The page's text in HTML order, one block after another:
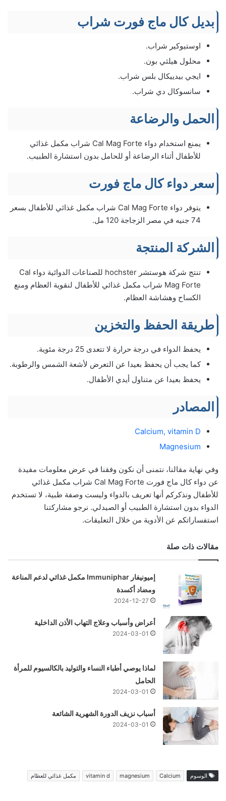
بديل كال ماج فورت شراب
اوستيوكير شراب.
محلول هيلثي بون.
ايجي بيدييكال بلس شراب.
سانسوكال دي شراب.
الحمل والرضاعة
يمنع استخدام دواء Cal Mag Forte شراب مكمل غذائي
للأطفال أثناء الرضاعة أو للحامل بدون استشارة الطبيب.
سعر دواء كال ماج فورت
يتوفر دواء Cal Mag Forte شراب مكمل غذائي للأطفال بسعر
74 جنيه في مصر الزجاجة 120 مل.
الشركة المنتجة
تنتج شركة هوستشر hochster للصناعات الدوائية دواء Cal
Mag Forte شراب مكمل غذائي للأطفال لنقوية العظام ومنع
الكساح وهشاشة العظام.
طريقة الحفظ والتخزين
يحفظ الدواء في درجة حرارة لا تتعدى 25 درجة مئوية.
كما يجب أن يحفظ بعيدا عن التعرض لأشعة الشمس والرطوبة.
يحفظ بعيدا عن متناول أيدي الأطفال.
المصادر
Calcium, vitamin D
Magnesium
وفي نهاية مقالنا، نتمنى أن نكون وفقنا في عرض معلومات مفيدة
عن دواء كال ماج فورت Cal Mag Forte شراب مكمل غذائي
للأطفال ونذكركم أنها تعريف بالدواء وليست وصفة طبية، لا تستخدم
الدواء بدون استشارة الطبيب أو الصيدلي. نرجو مشاركتنا
استفساراتكم عن الأدوية من خلال التعليقات.
مقالات ذات صلة
إميونيفار Immuniphar مكمل غذائي لدعم المناعة
ومضاد أكسدة
2024-12-27
أعراض وأسباب وعلاج التهاب الأذن الداخلية
2024-03-01
لماذا يوصي أطباء النساء والتوليد بالكالسيوم للمرأة
الحامل
2024-03-01
أسباب نزيف الدورة الشهرية الشائعة
2024-03-01
الوسوم Calcium
magnesium
vitamin d مكمل غذائي للعظام